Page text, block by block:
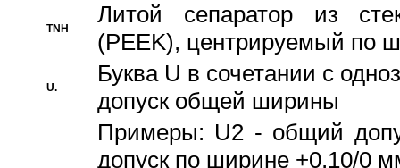
TNH
Литой сепаратор из
(PEEK), центрируемый по
U.
Буква U в сочетании с
допуск общей ширины
Примеры: U2 - общий
допуск по ширине +0,10/0